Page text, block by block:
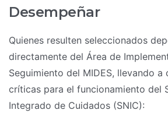
Desempeñar
Quienes resulten seleccionados
directamente del Área de
Seguimiento del MIDES, llevando a
críticas para el funcionamiento del
Integrado de Cuidados (SNIC):